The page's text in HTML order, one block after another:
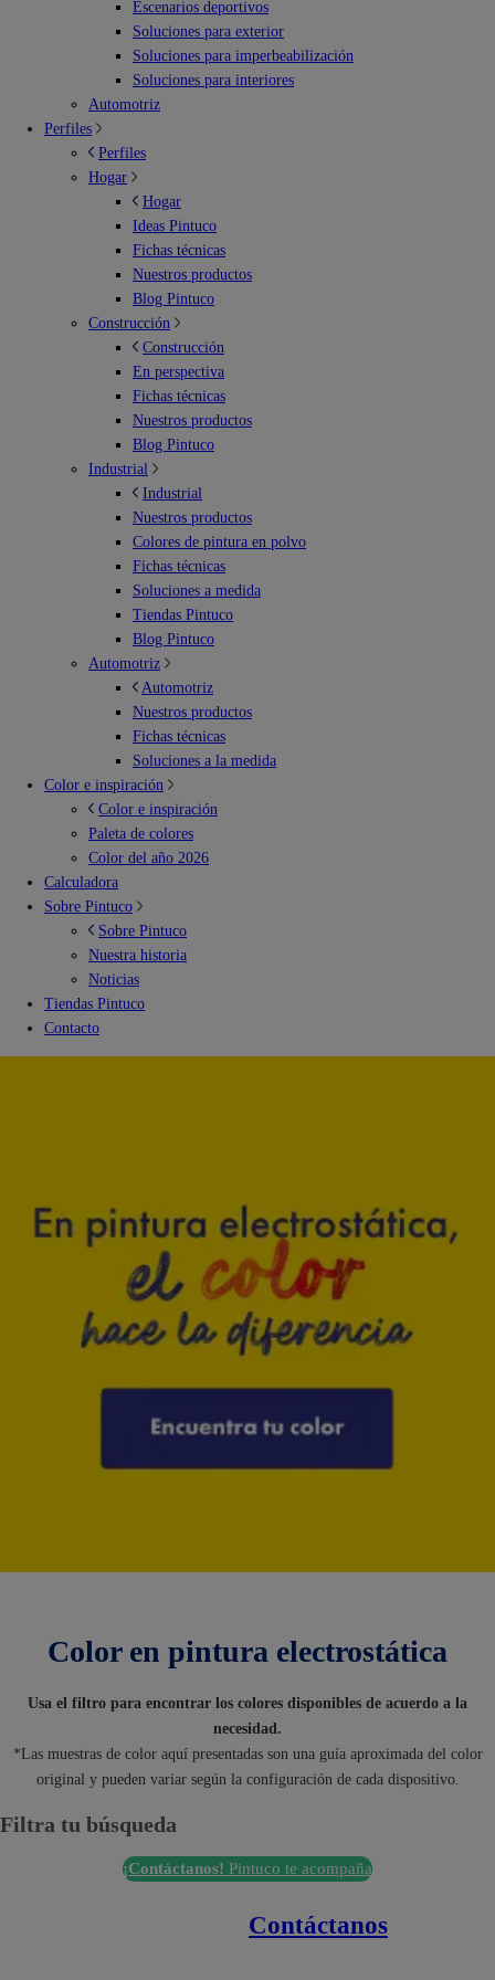
Escenarios deportivos
Soluciones para exterior
Soluciones para imperbeabilización
Soluciones para interiores
Automotriz
Perfiles
Perfiles
Hogar
Hogar
Ideas Pintuco
Fichas técnicas
Nuestros productos
Blog Pintuco
Construcción
Construcción
En perspectiva
Fichas técnicas
Nuestros productos
Blog Pintuco
Industrial
Industrial
Nuestros productos
Colores de pintura en polvo
Fichas técnicas
Soluciones a medida
Tiendas Pintuco
Blog Pintuco
Automotriz
Automotriz
Nuestros productos
Fichas técnicas
Soluciones a la medida
Color e inspiración
Color e inspiración
Paleta de colores
Color del año 2026
Calculadora
Sobre Pintuco
Sobre Pintuco
Nuestra historia
Noticias
Tiendas Pintuco
Contacto
Color en pintura electrostática
Usa el filtro para encontrar los colores disponibles de acuerdo a la
necesidad.
*Las muestras de color aquí presentadas son una guía aproximada del color
original y pueden variar según la configuración de cada dispositivo.
Filtra tu búsqueda
¡Contáctanos! Pintuco te acompaña
Contáctanos